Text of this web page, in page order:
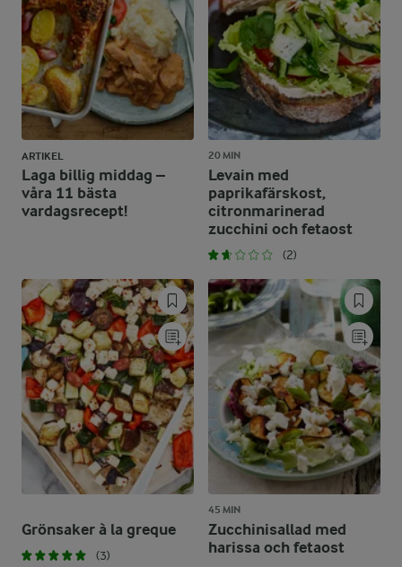
ARTIKEL
Laga billig middag –
våra 11 bästa
vardagsrecept!
20 MIN
Levain med
paprikafärskost,
citronmarinerad
zucchini och fetaost
(2)
Grönsaker à la greque
(3)
45 MIN
Zucchinisallad med
harissa och fetaost